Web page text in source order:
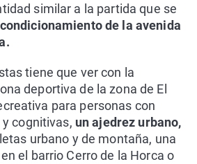
similar a la partida que se
de la avenida
tiene que ver con la
deportiva de la zona de El
para personas con
cognitivas, un ajedrez urbano,
urbano y de montaña, una
el barrio Cerro de la Horca o